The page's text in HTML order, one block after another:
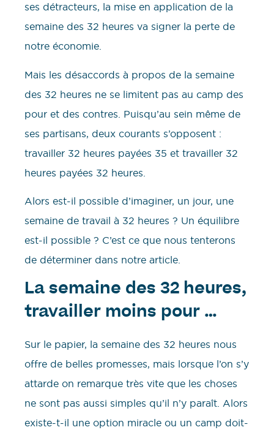
ses détracteurs, la mise en application de la
semaine des 32 heures va signer la perte de
notre économie.
Mais les désaccords à propos de la semaine
des 32 heures ne se limitent pas au camp des
pour et des contres. Puisqu’au sein même de
ses partisans, deux courants s’opposent :
travailler 32 heures payées 35 et travailler 32
heures payées 32 heures.
Alors est-il possible d’imaginer, un jour, une
semaine de travail à 32 heures ? Un équilibre
est-il possible ? C’est ce que nous tenterons
de déterminer dans notre article.
La semaine des 32 heures,
travailler moins pour …
Sur le papier, la semaine des 32 heures nous
offre de belles promesses, mais lorsque l’on s’y
attarde on remarque très vite que les choses
ne sont pas aussi simples qu’il n’y paraît. Alors
existe-t-il une option miracle ou un camp doit-